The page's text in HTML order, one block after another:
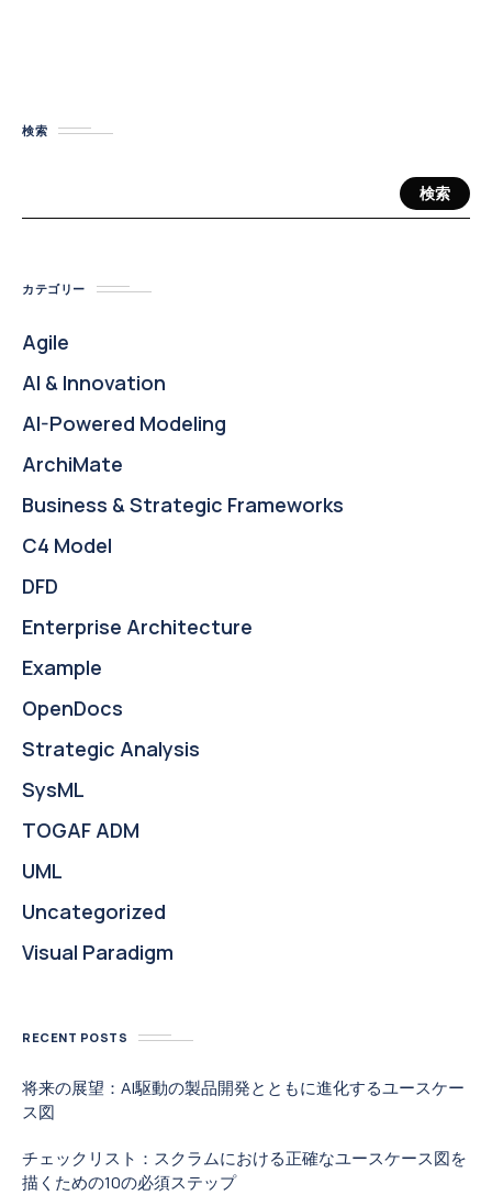
検索
検索
カテゴリー
Agile
AI & Innovation
AI-Powered Modeling
ArchiMate
Business & Strategic Frameworks
C4 Model
DFD
Enterprise Architecture
Example
OpenDocs
Strategic Analysis
SysML
TOGAF ADM
UML
Uncategorized
Visual Paradigm
RECENT POSTS
将来の展望：AI駆動の製品開発とともに進化するユースケー
ス図
チェックリスト：スクラムにおける正確なユースケース図を
描くための10の必須ステップ